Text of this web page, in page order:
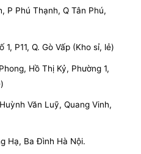
P Phú Thạnh, Q Tân Phú,
P11, Q. Gò Vấp (Kho sỉ, lẻ)
Hồ Thị Kỷ, Phường 1,
Văn Luỹ, Quang Vinh,
Hạ, Ba Đình Hà Nội.